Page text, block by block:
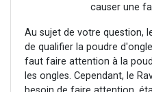
causer une
Au sujet de votre question,
de qualifier la poudre
faut faire attention à la
les ongles. Cependant, le